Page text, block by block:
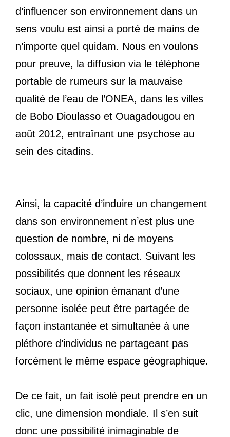
d’influencer son environnement dans un
sens voulu est ainsi a porté de mains de
n’importe quel quidam. Nous en voulons
pour preuve, la diffusion via le téléphone
portable de rumeurs sur la mauvaise
qualité de l’eau de l’ONEA, dans les villes
de Bobo Dioulasso et Ouagadougou en
août 2012, entraînant une psychose au
sein des citadins.
Ainsi, la capacité d’induire un changement
dans son environnement n’est plus une
question de nombre, ni de moyens
colossaux, mais de contact. Suivant les
possibilités que donnent les réseaux
sociaux, une opinion émanant d’une
personne isolée peut être partagée de
façon instantanée et simultanée à une
pléthore d’individus ne partageant pas
forcément le même espace géographique.
De ce fait, un fait isolé peut prendre en un
clic, une dimension mondiale. Il s’en suit
donc une possibilité inimaginable de